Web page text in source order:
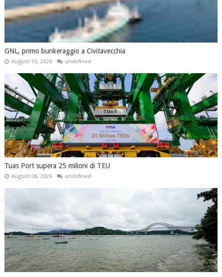
GNL, primo bunkeraggio a Civitavecchia
August 10, 2026 undefined
Tuas Port supera 25 milioni di TEU
August 08, 2026 undefined